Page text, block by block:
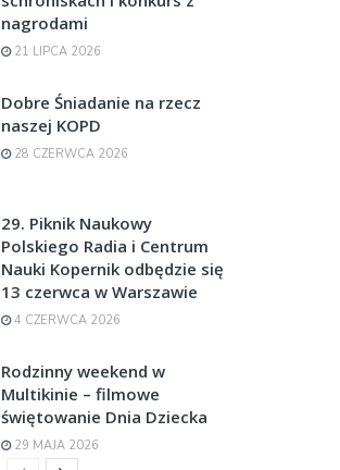
nagrodami
21 LIPCA 2026
Dobre Śniadanie na rzecz
naszej KOPD
28 CZERWCA 2026
29. Piknik Naukowy
Polskiego Radia i Centrum
Nauki Kopernik odbędzie się
13 czerwca w Warszawie
4 CZERWCA 2026
Rodzinny weekend w
Multikinie – filmowe
świętowanie Dnia Dziecka
29 MAJA 2026